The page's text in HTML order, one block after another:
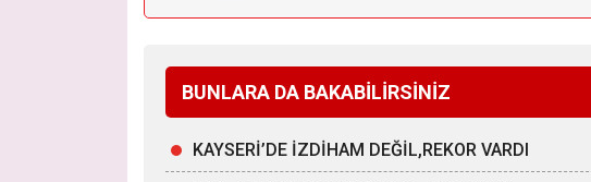
BUNLARA DA BAKABİLİRSİNİZ
KAYSERİ’DE İZDİHAM DEĞİL,REKOR VARDI